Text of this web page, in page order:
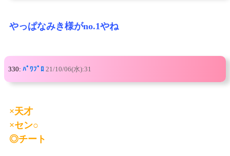
やっぱなみき様がno.1やね
330: ﾊﾟﾜﾌﾟﾛ 21/10/06(水):31
×天才
×セン○
◎チート